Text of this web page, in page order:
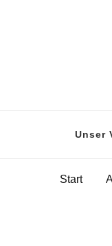
Unser
Start